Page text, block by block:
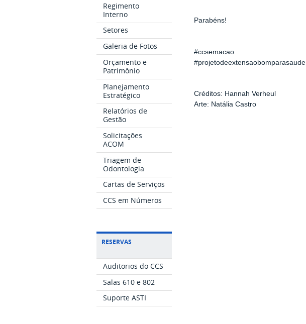
Regimento
Interno
Setores
Galeria de Fotos
Orçamento e
Patrimônio
Planejamento
Estratégico
Relatórios de
Gestão
Solicitações
ACOM
Triagem de
Odontologia
Cartas de Serviços
CCS em Números
RESERVAS
Auditorios do CCS
Salas 610 e 802
Suporte ASTI
Parabéns!
#ccsemacao
#projetodeextensaobomparasaude
Créditos: Hannah Verheul
Arte: Natália Castro